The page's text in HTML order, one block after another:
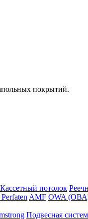
покрытий.
Кассетный потолок
AMF OWA
Подвесная